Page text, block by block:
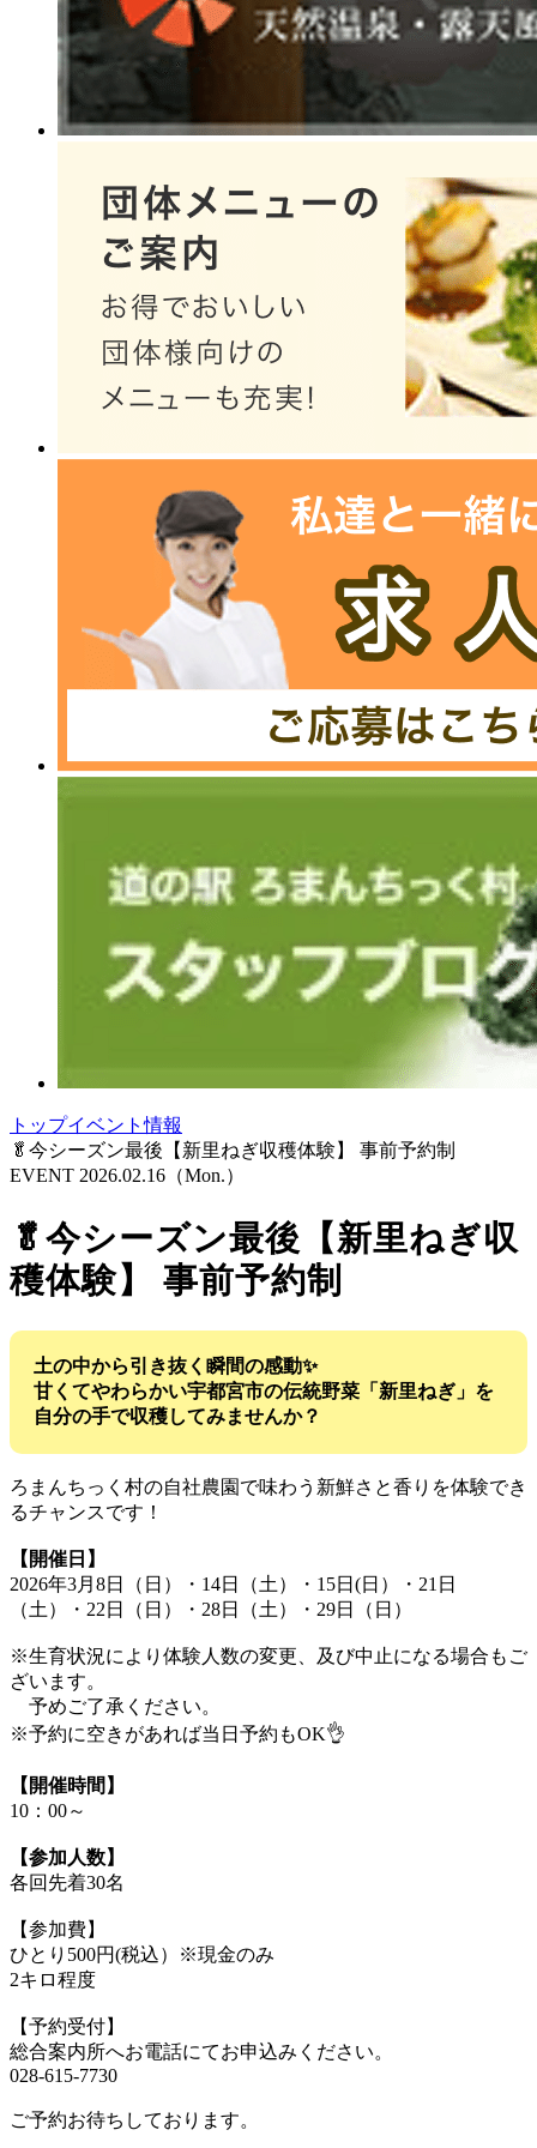
トップイベント情報
🥬今シーズン最後【新里ねぎ収穫体験】 事前予約制
EVENT 2026.02.16 （Mon.）
🥬今シーズン最後【新里ねぎ収
穫体験】 事前予約制
土の中から引き抜く瞬間の感動✨
甘くてやわらかい宇都宮市の伝統野菜「新里ねぎ」を
自分の手で収穫してみませんか？
ろまんちっく村の自社農園で味わう新鮮さと香りを体験でき
るチャンスです！
【開催日】
2026年3月8日（日）・14日（土）・15日(日）・21日
（土）・22日（日）・28日（土）・29日（日）
※生育状況により体験人数の変更、及び中止になる場合もご
ざいます。
予めご了承ください。
※予約に空きがあれば当日予約もOK👌
【開催時間】
10：00～
【参加人数】
各回先着30名
【参加費】
ひとり500円(税込）※現金のみ
2キロ程度
【予約受付】
総合案内所へお電話にてお申込みください。
028-615-7730
ご予約お待ちしております。